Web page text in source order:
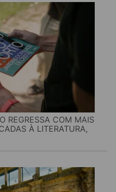
REGRESSA COM MAIS
À LITERATURA,